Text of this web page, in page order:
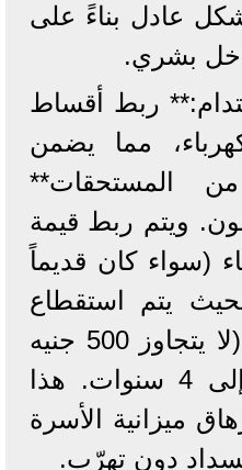
عادل بناءً على
بشري.
ربط أقساط
مما يضمن
100% من المستحقات**
ويتم ربط قيمة
(سواء كان قديماً
يتم استقطاع
قسط شهري ميسر (لا يتجاوز 500 جنيه
مثلاً) على مدار 3 إلى 4 سنوات. هذا
ميزانية الأسرة
دون تهرّب.